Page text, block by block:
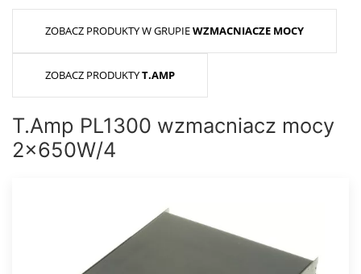
ZOBACZ PRODUKTY W GRUPIEWZMACNIACZE MOCY
ZOBACZ PRODUKTYT.AMP
T.Amp PL1300 wzmacniacz mocy
2x650W/4